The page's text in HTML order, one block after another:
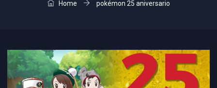
Home pokémon 25 aniversario